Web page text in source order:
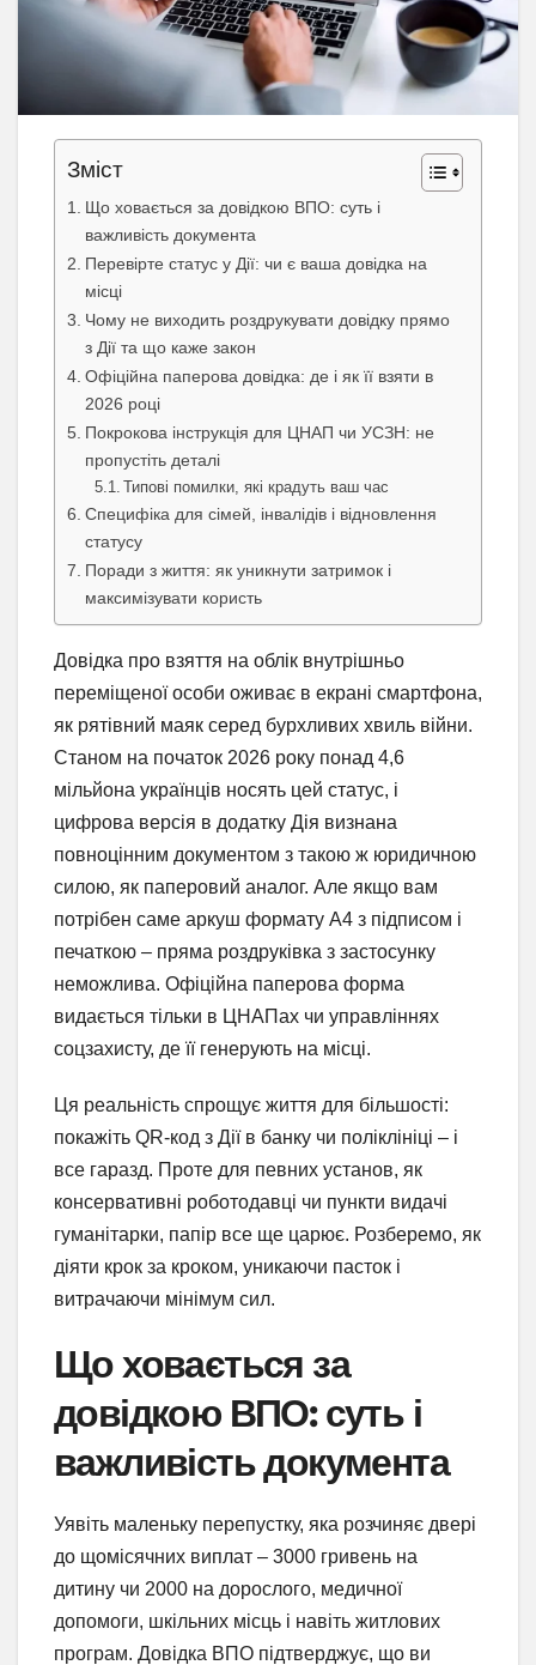
Зміст
Що ховається за довідкою ВПО: суть і
важливість документа
Перевірте статус у Дії: чи є ваша довідка на
місці
Чому не виходить роздрукувати довідку прямо
з Дії та що каже закон
Офіційна паперова довідка: де і як її взяти в
2026 році
Покрокова інструкція для ЦНАП чи УСЗН: не
пропустіть деталі
Типові помилки, які крадуть ваш час
Специфіка для сімей, інвалідів і відновлення
статусу
Поради з життя: як уникнути затримок і
максимізувати користь
Довідка про взяття на облік внутрішньо
переміщеної особи оживає в екрані смартфона,
як рятівний маяк серед бурхливих хвиль війни.
Станом на початок 2026 року понад 4,6
мільйона українців носять цей статус, і
цифрова версія в додатку Дія визнана
повноцінним документом з такою ж юридичною
силою, як паперовий аналог. Але якщо вам
потрібен саме аркуш формату А4 з підписом і
печаткою – пряма роздруківка з застосунку
неможлива. Офіційна паперова форма
видається тільки в ЦНАПах чи управліннях
соцзахисту, де її генерують на місці.
Ця реальність спрощує життя для більшості:
покажіть QR-код з Дії в банку чи поліклініці – і
все гаразд. Проте для певних установ, як
консервативні роботодавці чи пункти видачі
гуманітарки, папір все ще царює. Розберемо, як
діяти крок за кроком, уникаючи пасток і
витрачаючи мінімум сил.
Що ховається за
довідкою ВПО: суть і
важливість документа
Уявіть маленьку перепустку, яка розчиняє двері
до щомісячних виплат – 3000 гривень на
дитину чи 2000 на дорослого, медичної
допомоги, шкільних місць і навіть житлових
програм. Довідка ВПО підтверджує, що ви